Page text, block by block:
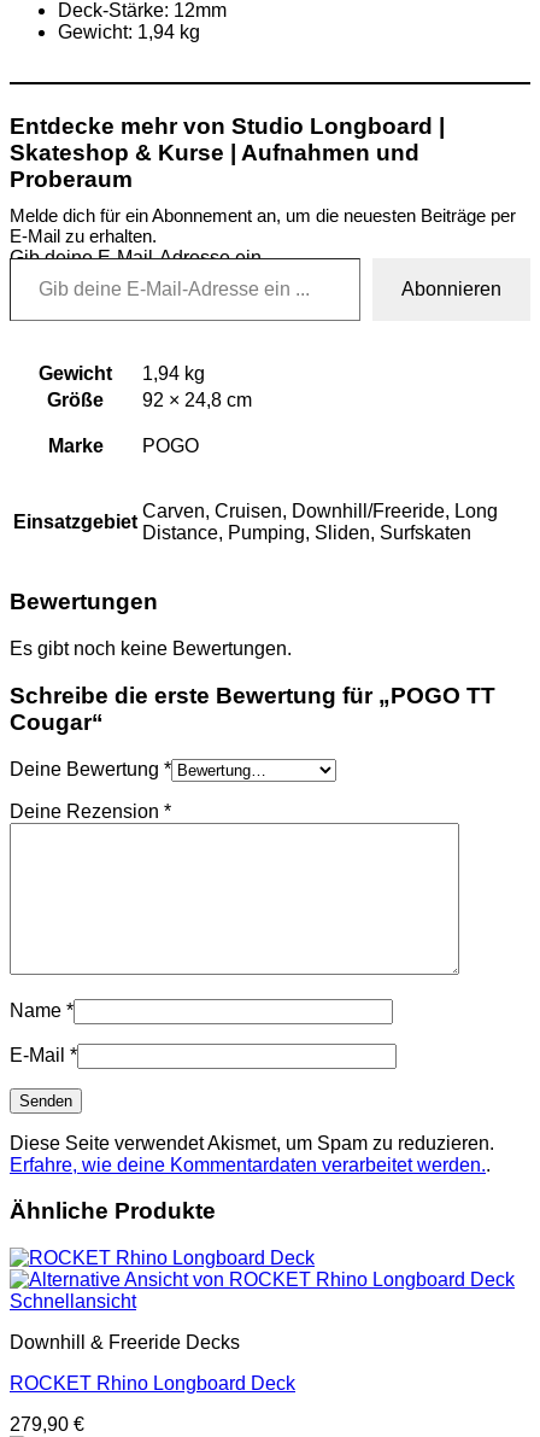
Deck-Stärke: 12mm
Gewicht: 1,94 kg
Entdecke mehr von Studio Longboard |
Skateshop & Kurse | Aufnahmen und
Proberaum
Melde dich für ein Abonnement an, um die neuesten Beiträge per
E-Mail zu erhalten.
Gib deine E-Mail-Adresse ein ...
Abonnieren
Gewicht
1,94 kg
Größe
92 × 24,8 cm
Marke POGO
Einsatzgebiet
Carven, Cruisen, Downhill/Freeride, Long
Distance, Pumping, Sliden, Surfskaten
Bewertungen
Es gibt noch keine Bewertungen.
Schreibe die erste Bewertung für „POGO TT
Cougar“
Deine Bewertung *
Deine Rezension *
Name *
E-Mail *
Diese Seite verwendet Akismet, um Spam zu reduzieren.
Erfahre, wie deine Kommentardaten verarbeitet werden..
Ähnliche Produkte
Schnellansicht
Downhill & Freeride Decks
ROCKET Rhino Longboard Deck
279,90 €